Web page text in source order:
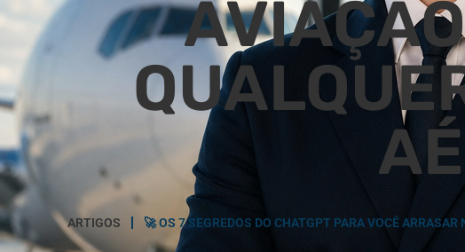
ARTIGOS 🚀 OS 7 SEGREDOS DO CHATGPT PARA VOCÊ